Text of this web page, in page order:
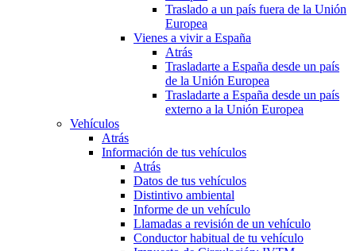
Traslado a un país fuera de la Unión
Europea
Vienes a vivir a España
Atrás
Trasladarte a España desde un país
de la Unión Europea
Trasladarte a España desde un país
externo a la Unión Europea
Vehículos
Atrás
Información de tus vehículos
Atrás
Datos de tus vehículos
Distintivo ambiental
Informe de un vehículo
Llamadas a revisión de un vehículo
Conductor habitual de tu vehículo